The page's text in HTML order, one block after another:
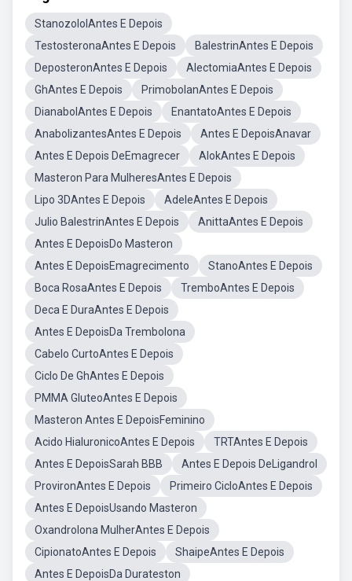
StanozololAntes E Depois
TestosteronaAntes E Depois
BalestrinAntes E Depois
DeposteronAntes E Depois
AlectomiaAntes E Depois
GhAntes E Depois
PrimobolanAntes E Depois
DianabolAntes E Depois
EnantatoAntes E Depois
AnabolizantesAntes E Depois
Antes E DepoisAnavar
Antes E Depois DeEmagrecer
AlokAntes E Depois
Masteron Para MulheresAntes E Depois
Lipo 3DAntes E Depois
AdeleAntes E Depois
Julio BalestrinAntes E Depois
AnittaAntes E Depois
Antes E DepoisDo Masteron
Antes E DepoisEmagrecimento
StanoAntes E Depois
Boca RosaAntes E Depois
TremboAntes E Depois
Deca E DuraAntes E Depois
Antes E DepoisDa Trembolona
Cabelo CurtoAntes E Depois
Ciclo De GhAntes E Depois
PMMA GluteoAntes E Depois
Masteron Antes E DepoisFeminino
Acido HialuronicoAntes E Depois
TRTAntes E Depois
Antes E DepoisSarah BBB
Antes E Depois DeLigandrol
ProvironAntes E Depois
Primeiro CicloAntes E Depois
Antes E DepoisUsando Masteron
Oxandrolona MulherAntes E Depois
CipionatoAntes E Depois
ShaipeAntes E Depois
Antes E DepoisDa Durateston